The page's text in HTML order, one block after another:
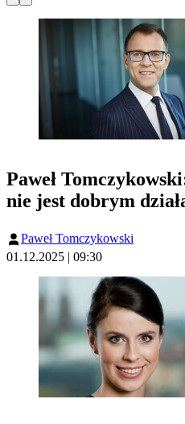
Paweł
nie jest dobrym
Paweł Tomczykowski
01.12.2025 | 09:30